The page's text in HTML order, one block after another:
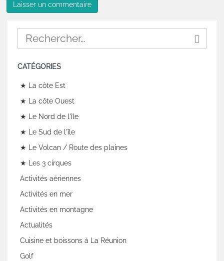
CATÉGORIES
★ La côte Est
★ La côte Ouest
★ Le Nord de l'île
★ Le Sud de l'île
★ Le Volcan / Route des plaines
★ Les 3 cirques
Activités aériennes
Activités en mer
Activités en montagne
Actualités
Cuisine et boissons à La Réunion
Golf